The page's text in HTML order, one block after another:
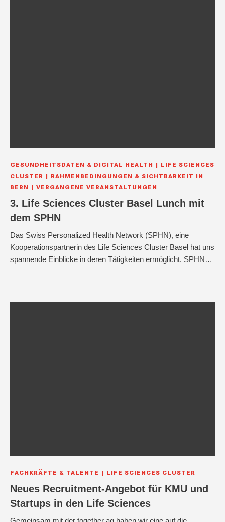
GESUNDHEITSDATEN & DIGITAL HEALTH
LIFE SCIENCES
CLUSTER
RAHMENBEDINGUNGEN & SICHTBARKEIT IN
BERN
VERGANGENE VERANSTALTUNGEN
3. Life Sciences Cluster Basel Lunch mit
dem SPHN
Das Swiss Personalized Health Network (SPHN), eine
Kooperationspartnerin des Life Sciences Cluster Basel hat uns
spannende Einblicke in deren Tätigkeiten ermöglicht. SPHN…
FACHKRÄFTE & TALENTE LIFE SCIENCES CLUSTER
Neues Recruitment-Angebot für KMU und
Startups in den Life Sciences